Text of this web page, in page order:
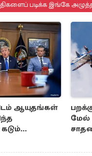
படிக்க இங்கே
ஆயுதங்கள்
மேல்